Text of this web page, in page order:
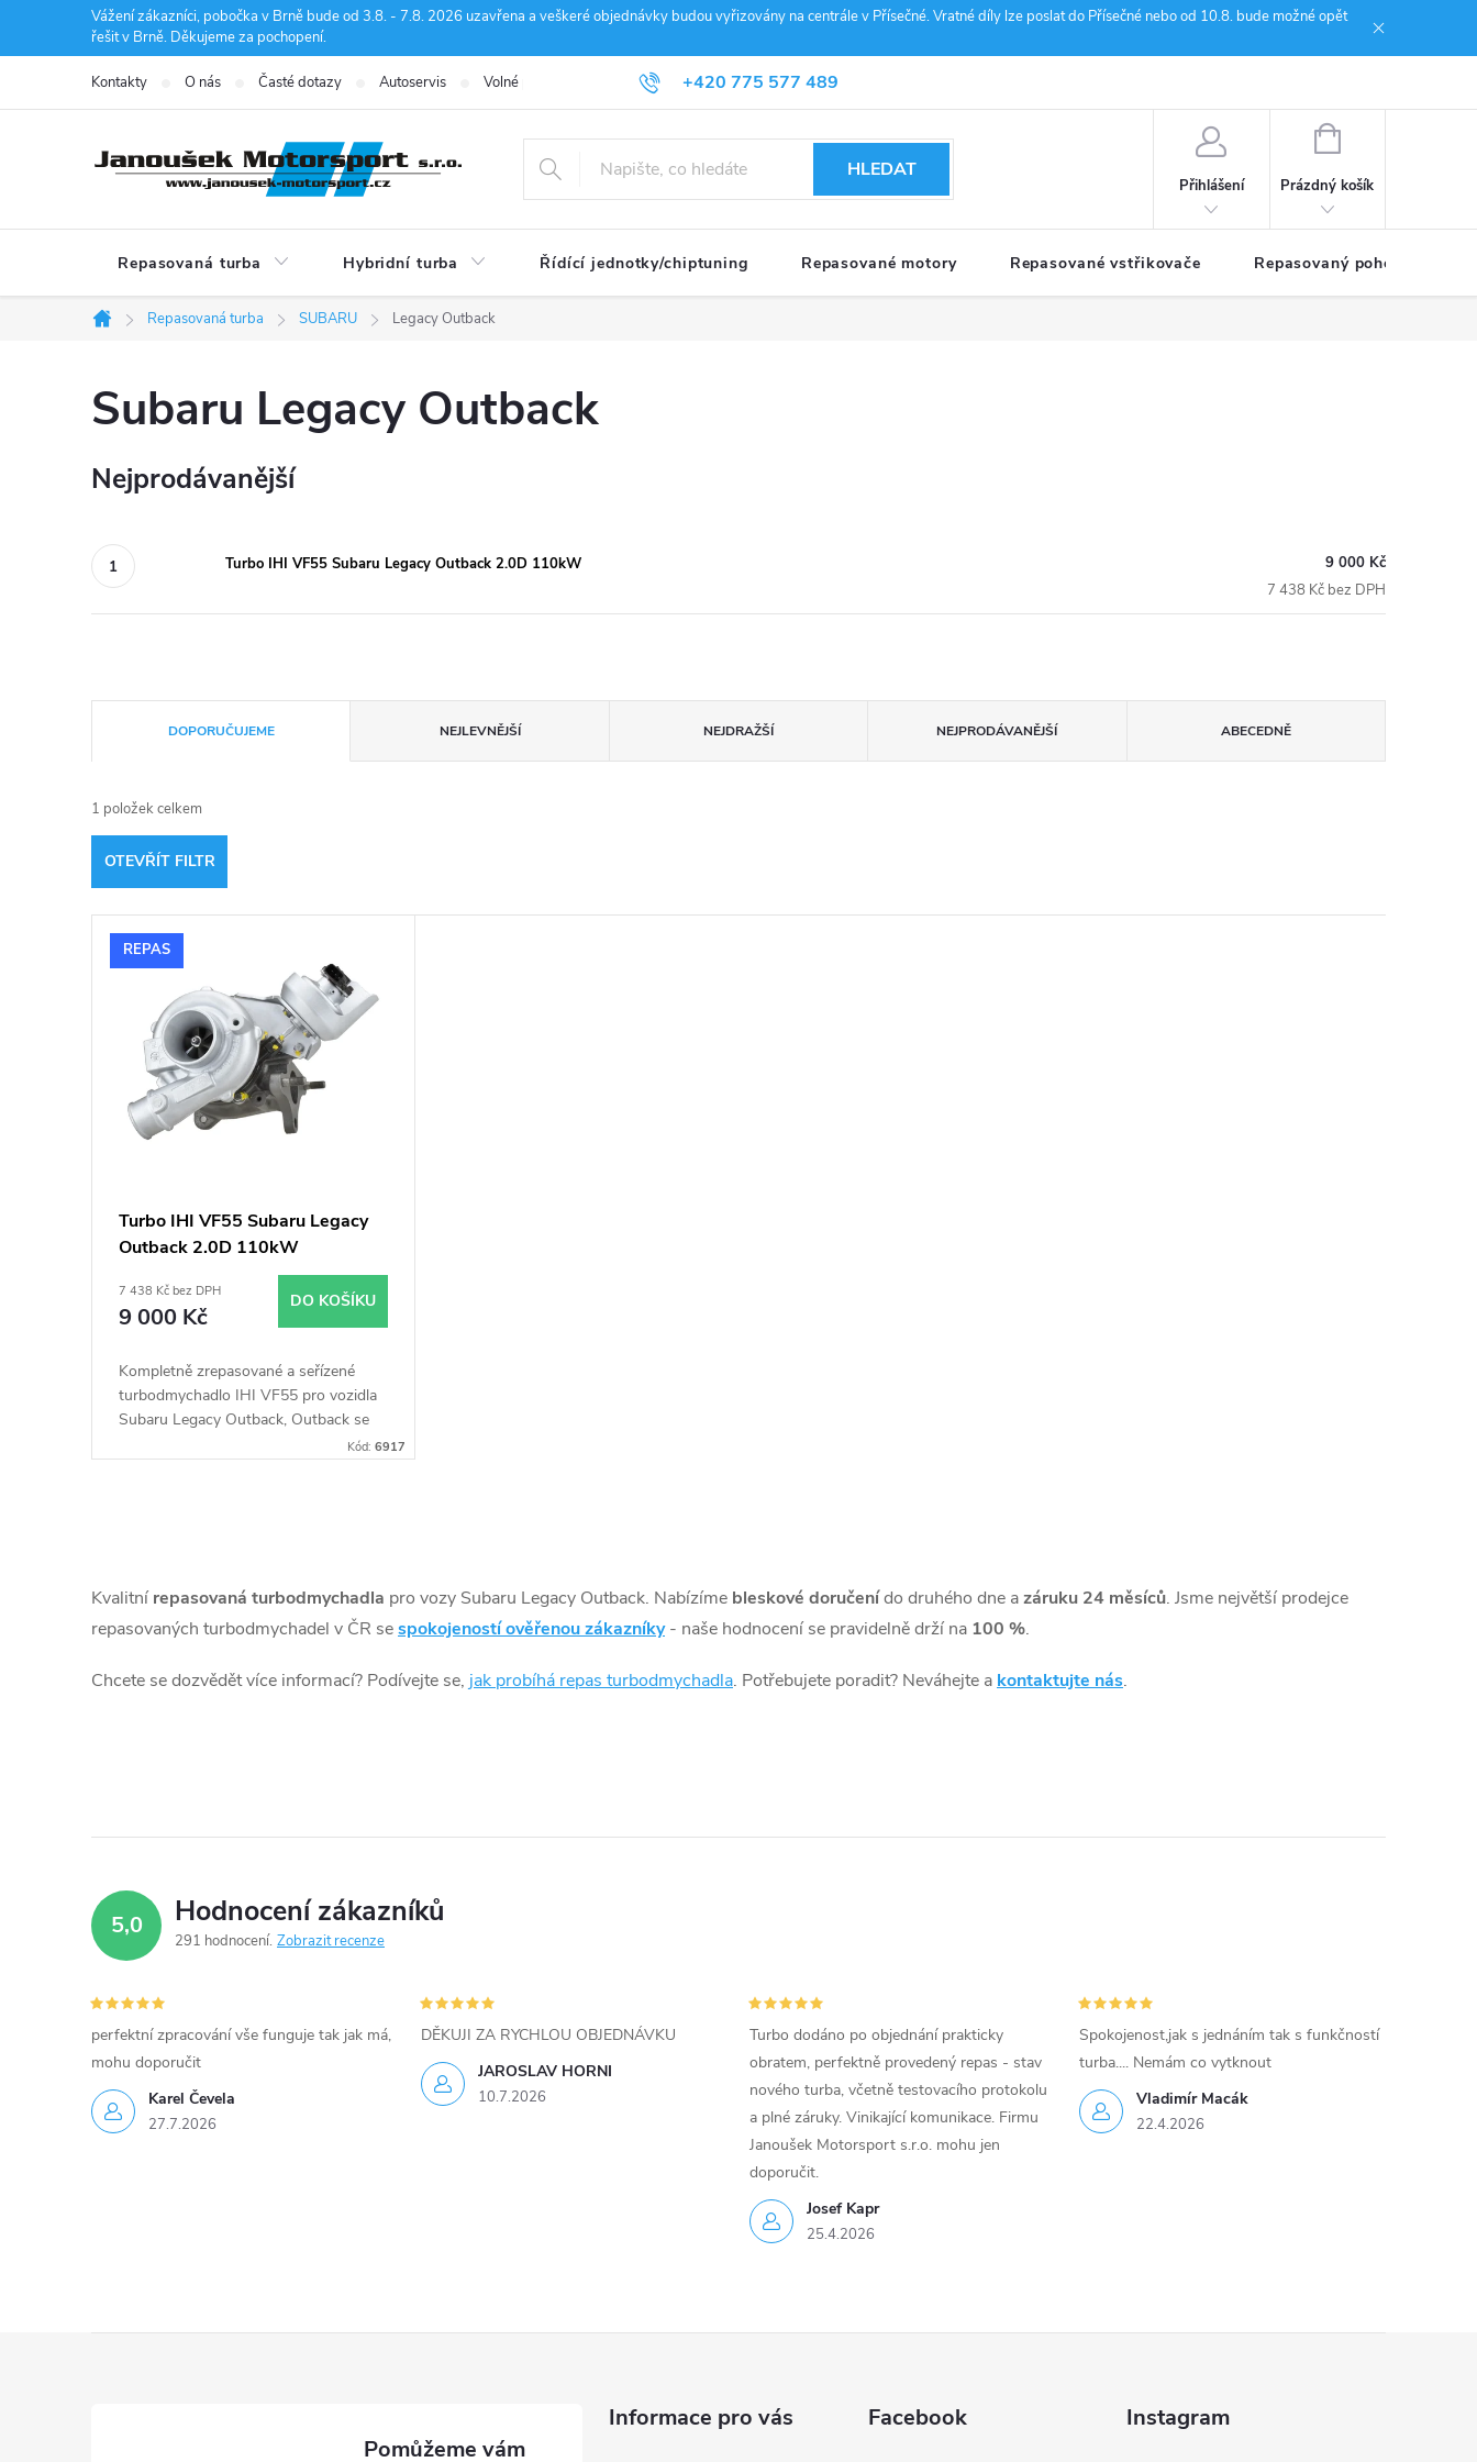
Vážení zákazníci, pobočka v Brně bude od 3.8. - 7.8. 2026 uzavřena a veškeré objednávky budou vyřizovány na centrále v Přísečné. Vratné díly lze poslat do Přísečné nebo od 10.8. bude možné opět
řešit v Brně. Děkujeme za pochopení.
+420 775 577 489
info@janousek-motorsport.cz
Kontakty O nás Časté dotazy Autoservis Volné pozice Obchodní podmínky Reklamace
HLEDAT
Přihlášení
NÁKUPNÍ
Prázdný košík
Repasovaná turba Hybridní turba Řídící jednotky/chiptuning Repasované motory Repasované vstřikovače Repasovaný pohon TDM
Domů
Repasovaná turba SUBARU Legacy Outback
Subaru Legacy Outback
Nejprodávanější
Turbo IHI VF55 Subaru Legacy Outback 2.0D 110kW
9 000 Kč
7 438 Kč bez DPH
a
z
e
n
DOPORUČUJEME NEJLEVNĚJŠÍ NEJDRAŽŠÍ NEJPRODÁVANĚJŠÍ ABECEDNĚ
1 položek celkem
OTEVŘÍT FILTR
V
ů
REPAS
Turbo IHI VF55 Subaru Legacy
Outback 2.0D 110kW
7 438 Kč bez DPH
9 000 Kč
DO KOŠÍKU
Kompletně zrepasované a seřízené
turbodmychadlo IHI VF55 pro vozidla
Subaru Legacy Outback, Outback se
Kód:6917
v
l
á
í
p
r
k
y
v
u
Kvalitní repasovaná turbodmychadla pro vozy Subaru Legacy Outback. Nabízíme bleskové doručenído druhého dne azáruku 24 měsíců. Jsme největší prodejce
repasovaných turbodmychadel v ČR sespokojeností ověřenou zákazníky - naše hodnocení se pravidelně drží na 100 %.
Chcete se dozvědět více informací? Podívejte se, jak probíhá repas turbodmychadla. Potřebujete poradit? Neváhejte a kontaktujte nás.
5,0 Hodnocení zákazníků
291 hodnocení Zobrazit recenze
Karel Čevela
27.7.2026
perfektní zpracování vše funguje tak jak má,
mohu doporučit
JAROSLAV HORNI
10.7.2026
DĚKUJI ZA RYCHLOU OBJEDNÁVKU
Josef Kapr
25.4.2026
Turbo dodáno po objednání prakticky
obratem, perfektně provedený repas - stav
nového turba, včetně testovacího protokolu
a plné záruky. Vinikající komunikace. Firmu
Janoušek Motorsport s.r.o. mohu jen
doporučit.
Vladimír Macák
22.4.2026
Spokojenost,jak s jednáním tak s funkčností
turba.... Nemám co vytknout
Informace pro vás Facebook Instagram